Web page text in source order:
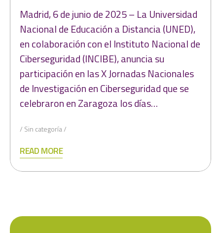
Madrid, 6 de junio de 2025 – La Universidad
Nacional de Educación a Distancia (UNED),
en colaboración con el Instituto Nacional de
Ciberseguridad (INCIBE), anuncia su
participación en las X Jornadas Nacionales
de Investigación en Ciberseguridad que se
celebraron en Zaragoza los días…
Sin categoría
READ MORE